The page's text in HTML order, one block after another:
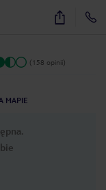
9
(158 opinii)
MAPIE